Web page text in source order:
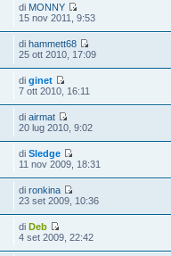
di MONNY
15 nov 2011, 9:53
dihammett68
25 ott 2010, 17:09
diginet
7 ott 2010, 16:11
diairmat
20 lug 2010, 9:02
diSledge
11 nov 2009, 18:31
dironkina
23 set 2009, 10:36
diDeb
4 set 2009, 22:42